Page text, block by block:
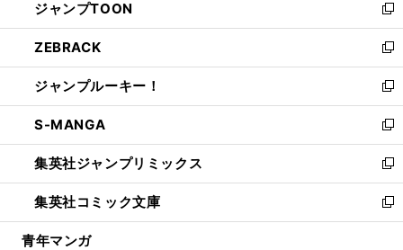
く
で
開
く
ド
ウ
で
開
く
ィ
ン
ド
ウ
で
開
く
い
ウ
ィ
ン
ド
ウ
で
開
く
ジャンプTOON
新
し
い
ウ
ィ
ン
ド
ウ
で
開
く
ZEBRACK
新
し
い
ウ
ィ
ン
ド
ウ
で
開
ジャンプルーキー！
新
し
い
ウ
ィ
ン
ド
ウ
S-MANGA
新
し
い
ウ
ィ
ン
集英社ジャンプリミックス
新
し
い
ウ
集英社コミック文庫
新
し
青年マンガ